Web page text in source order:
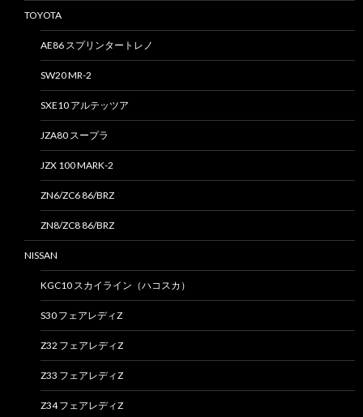
TOYOTA
AE86 スプリンタートレノ
SW20 MR-2
SXE10 アルテッツア
JZA80 スープラ
JZX 100 MARK-2
ZN6/ZC6 86/BRZ
ZN8/ZC8 86/BRZ
NISSAN
KGC10 スカイライン（ハコスカ）
S30 フェアレディZ
Z32 フェアレディZ
Z33 フェアレディZ
Z34 フェアレディZ